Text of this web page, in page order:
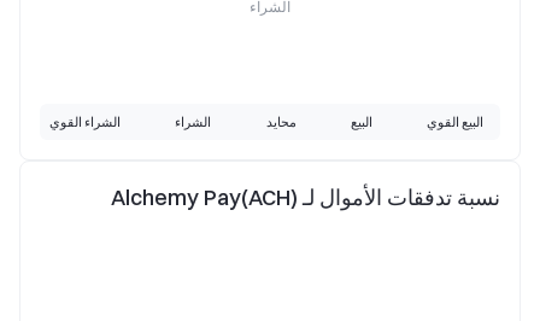
الشراء
البيع القوي البيع محايد الشراء الشراء القوي
نسبة تدفقات الأموال لـ Alchemy Pay(ACH)